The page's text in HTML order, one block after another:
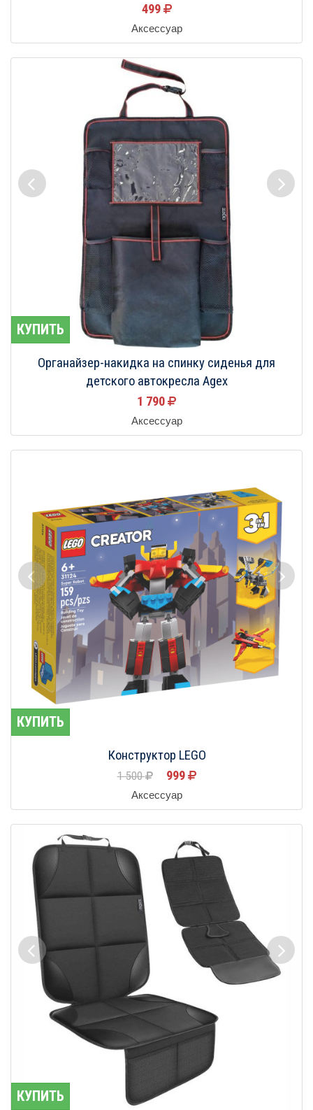
499
Аксессуар
КУПИТЬ
Органайзер-накидка на спинку сиденья для
детского автокресла Agex
1 790
Аксессуар
КУПИТЬ
Конструктор LEGO
1 500 999
Аксессуар
КУПИТЬ